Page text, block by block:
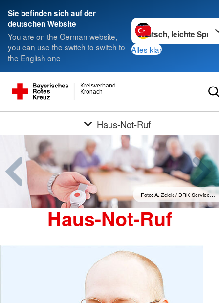
Sie befinden sich auf der
deutschen Website
You are on the German website,
you can use the switch to switch to
the English one
Sprache wechseln zu
Alles klar
Kronach
Kreisverband
Haus-Not-Ruf
Foto: A. Zelck / DRK-Service…
Haus-Not-Ruf